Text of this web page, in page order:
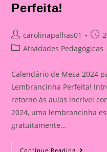
Perfeita!
Post
author:
carolinapalhas01
Post
PostAtividades Pedagógicas
Calendário de Mesa 2024
Lembrancinha Perfeita!
retorno às aulas incrível
2024, uma lembrancinha
gratuitamente…
Continue Reading